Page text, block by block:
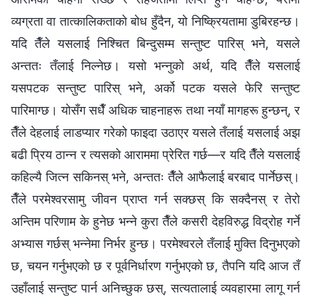
व्यग्रता वा तात्कालिकताको बोध हुँदैन, यो निष्क्रियतामा डुबिरहन्छ।
यदि तैँले यसलाई निश्चित बिन्दुसम्म सन्तुष्ट पारिस् भने, यसले
अन्ततः तँलाई निल्नेछ। यसो भन्नुको अर्थ, यदि तैँले यसलाई
यसपटक सन्तुष्ट पारिस् भने, अर्को पटक यसले फेरि सन्तुष्ट
पारिमाग्छ। योसँग सधैँ अधिक चाहनाहरू तथा नयाँ मागहरू हुन्छन्, र
तैँले देहलाई लाडप्यार गरेको फाइदा उठाएर यसले तँलाई यसलाई अझ
बढी प्रिय ठान्न र त्यसको आराममा प्रेरित गर्छ—र यदि तैँले यसलाई
कहिल्यै जित्न सकिनस् भने, अन्ततः तैँले आफैलाई बरबाद पार्नेछस्।
तैँले परमेश्‍वरसामु जीवन प्राप्त गर्न सक्छस् कि सक्दैनस् र तेरो
अन्तिम परिणाम के हुनेछ भन्‍ने कुरा तैँले कसरी देहविरुद्ध विद्रोह गर्ने
अभ्यास गर्छस् भन्‍नेमा निर्भर हुन्छ। परमेश्‍वरले तँलाई मुक्ति दिनुभएको
छ, चयन गर्नुभएको छ र पूर्वनिर्धारण गर्नुभएको छ, तैपनि यदि आज तँ
उहाँलाई सन्तुष्ट पार्न अनिच्छुक छस्, सत्यतालाई व्यवहारमा लागू गर्न